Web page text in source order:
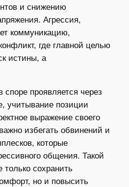
и снижению
Агрессия,
коммуникацию,
где главной целью
истины, а
споре проявляется через
учитывание позиции
выражение своего
избегать обвинений и
которые
общения. Такой
только сохранить
но и повысить